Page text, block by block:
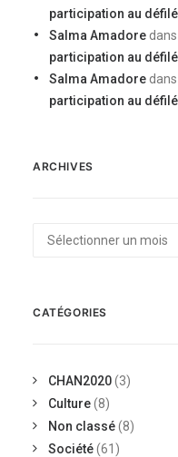
participation au
Salma Amadore dans
participation au
Salma Amadore dans
participation au
ARCHIVES
Archives
CATÉGORIES
CHAN2020(3)
Culture(8)
Non classé(8)
Société(61)